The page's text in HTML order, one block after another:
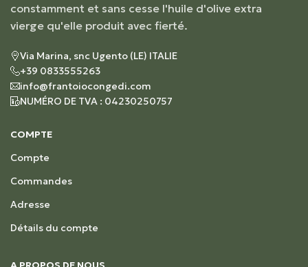
constamment et sans cesse l'huile d'olive extra
vierge qu'elle produit avec fierté.
Via Marina, snc Ugento (LE) ITALIE
+39 0833555263
info@frantoiocongedi.com
NUMÉRO DE TVA : 04230250757
COMPTE
Compte
Commandes
Adresse
Détails du compte